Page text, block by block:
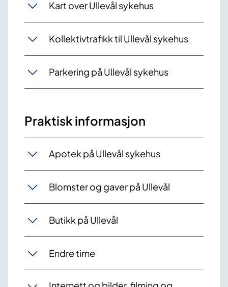
Kart over Ullevål sykehus
Kollektivtrafikk til Ullevål sykehus
Parkering på Ullevål sykehus
Praktisk informasjon
Apotek på Ullevål sykehus
Blomster og gaver på Ullevål
Butikk på Ullevål
Endre time